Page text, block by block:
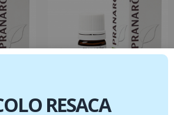
Ajedrea – 5 ml sumidad florida
RESACA